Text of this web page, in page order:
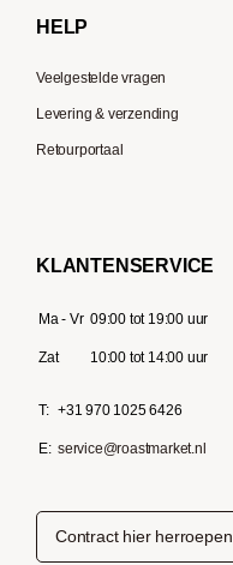
HELP
Veelgestelde vragen
Levering & verzending
Retourportaal
KLANTENSERVICE
Ma - Vr 09:00 tot 19:00 uur
Zat 10:00 tot 14:00 uur
T: +31 970 1025 6426
E: service@roastmarket.nl
Contract hier herroepen